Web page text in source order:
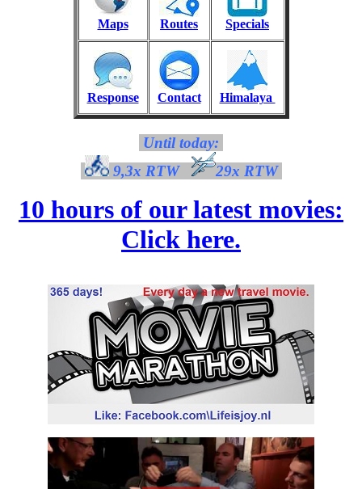
Maps Routes Specials
Response Contact Himalaya
Until today:
9,3x RTW
29x RTW
10 hours of our latest movies:
Click here.